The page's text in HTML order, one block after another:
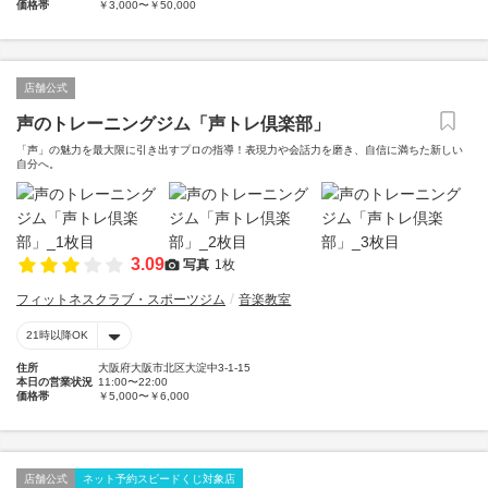
価格帯
￥3,000〜￥50,000
店舗公式
声のトレーニングジム「声トレ倶楽部」
「声」の魅力を最大限に引き出すプロの指導！表現力や会話力を磨き、自信に満ちた新しい
自分へ。
3.09 写真 1枚
フィットネスクラブ・スポーツジム 音楽教室
21時以降OK
住所
大阪府大阪市北区大淀中3-1-15
本日の営業状況 11:00〜22:00
価格帯
￥5,000〜￥6,000
店舗公式 ネット予約スピードくじ対象店